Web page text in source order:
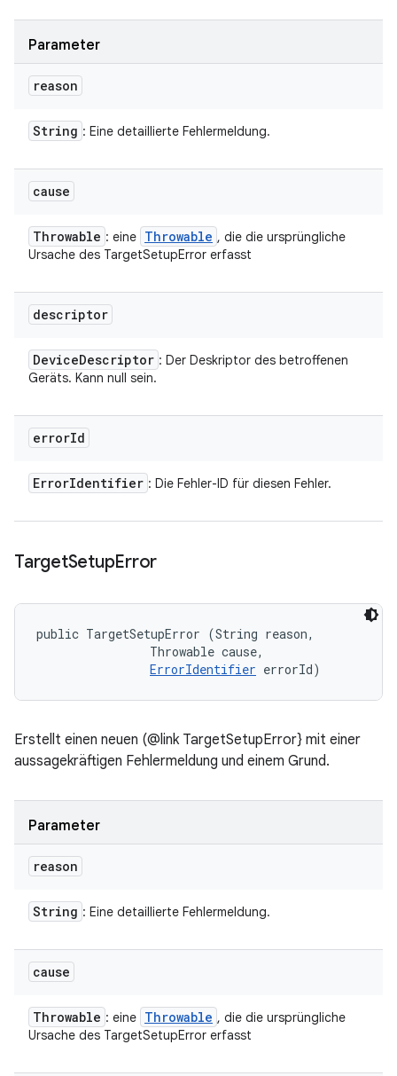
Parameter
reason
String : Eine detaillierte Fehlermeldung.
cause
Throwable : eine Throwable , die die ursprüngliche
Ursache des TargetSetupError erfasst
descriptor
DeviceDescriptor : Der Deskriptor des betroffenen
Geräts. Kann null sein.
errorId
ErrorIdentifier : Die Fehler-ID für diesen Fehler.
TargetSetupError
public TargetSetupError (String reason,
                Throwable cause,
ErrorIdentifier errorId)
Erstellt einen neuen (@link TargetSetupError} mit einer
aussagekräftigen Fehlermeldung und einem Grund.
Parameter
reason
String : Eine detaillierte Fehlermeldung.
cause
Throwable : eine Throwable , die die ursprüngliche
Ursache des TargetSetupError erfasst